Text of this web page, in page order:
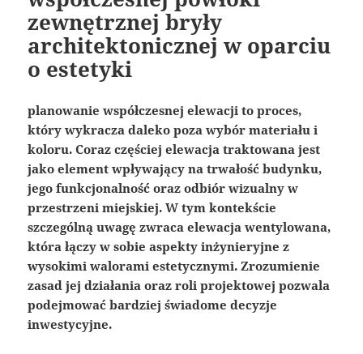
zewnętrznej bryły
architektonicznej w oparciu
o estetyki
planowanie współczesnej elewacji to proces,
który wykracza daleko poza wybór materiału i
koloru. Coraz częściej elewacja traktowana jest
jako element wpływający na trwałość budynku,
jego funkcjonalność oraz odbiór wizualny w
przestrzeni miejskiej. W tym kontekście
szczególną uwagę zwraca elewacja wentylowana,
która łączy w sobie aspekty inżynieryjne z
wysokimi walorami estetycznymi. Zrozumienie
zasad jej działania oraz roli projektowej pozwala
podejmować bardziej świadome decyzje
inwestycyjne.